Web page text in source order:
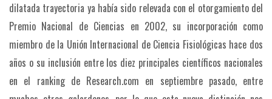
dilatada trayectoria ya había sido relevada con el otorgamiento del
Premio Nacional de Ciencias en 2002, su incorporación como
miembro de la Unión Internacional de Ciencia Fisiológicas hace dos
años o su inclusión entre los diez principales científicos nacionales
en el ranking de Research.com en septiembre pasado, entre